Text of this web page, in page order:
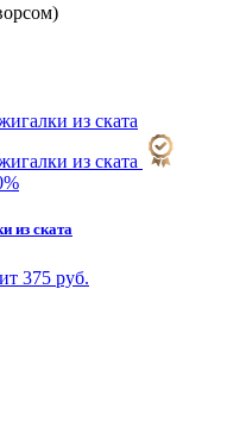
из ската
375 руб.